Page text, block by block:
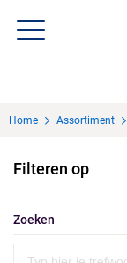
Over Sisa
KMS
Uitzendbureau?
Home Assortiment
Filteren op
Zoeken